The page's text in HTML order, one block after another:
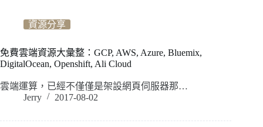
資源分享
免費雲端資源大彙整：GCP, AWS, Azure, Bluemix,
DigitalOcean, Openshift, Ali Cloud
雲端運算，已經不僅僅是架設網頁伺服器那…
Jerry
2017-08-02